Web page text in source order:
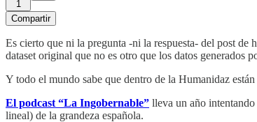
1
Compartir
Es cierto que ni la pregunta -ni la respuesta- del post
dataset original que no es otro que los datos generados
Y todo el mundo sabe que dentro de la Humanidaz
El podcast “La Ingobernable” lleva un año
lineal) de la grandeza española.